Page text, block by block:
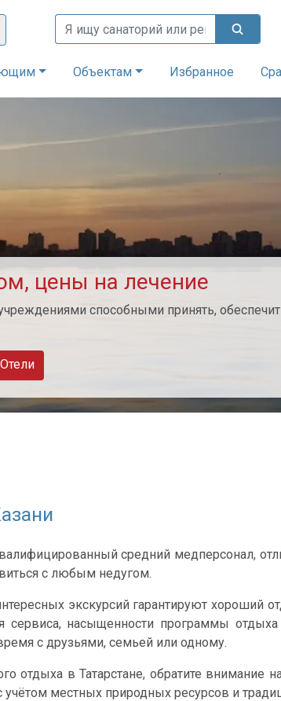
Объектам Избранное
цены на лечение
способными принять,
Отели
средний медперсонал,
с любым недугом.
экскурсий гарантируют хороший
сервиса, насыщенности программы
с друзьями, семьей или одному.
отдыха в Татарстане, обратите внимание
местных природных ресурсов и